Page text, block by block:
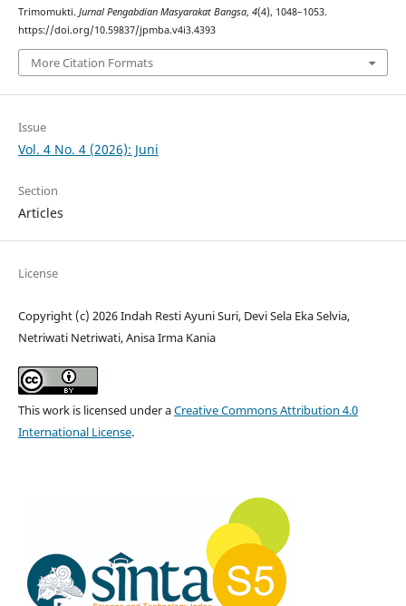
Trimomukti. Jurnal Pengabdian Masyarakat Bangsa, 4(4), 1048–1053.
https://doi.org/10.59837/jpmba.v4i3.4393
More Citation Formats
Issue
Vol. 4 No. 4 (2026): Juni
Section
Articles
License
Copyright (c) 2026 Indah Resti Ayuni Suri, Devi Sela Eka Selvia,
Netriwati Netriwati, Anisa Irma Kania
This work is licensed under aCreative Commons Attribution 4.0
International License.